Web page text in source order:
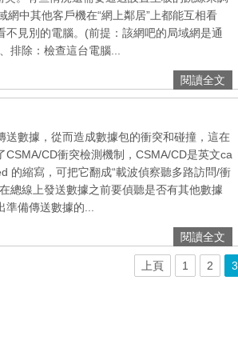
中其他客戶機在“網上鄰居”上都能互相看
見別的電腦。(前提：該網吧的局域網是通
排除：檢查這台電腦...
閱讀全文
數據，從而造成數據包的衝突和碰撞，這在
CD衝突檢測機制，CSMA/CD是英文ca
的縮寫，可把它翻成“載波偵察聽多路訪問/衝
總線上發送數據之前要偵聽是否有其他數據
備傳送數據的...
閱讀全文
上頁 1 2 3